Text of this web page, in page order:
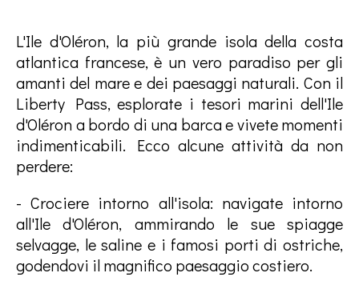
L'Ile d'Oléron, la più grande isola della costa
atlantica francese, è un vero paradiso per gli
amanti del mare e dei paesaggi naturali. Con il
Liberty Pass, esplorate i tesori marini dell'Ile
d'Oléron a bordo di una barca e vivete momenti
indimenticabili. Ecco alcune attività da non
perdere:
- Crociere intorno all'isola: navigate intorno
all'Ile d'Oléron, ammirando le sue spiagge
selvagge, le saline e i famosi porti di ostriche,
godendovi il magnifico paesaggio costiero.